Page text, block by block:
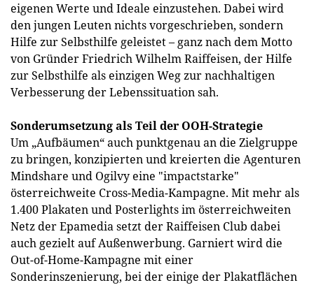
eigenen Werte und Ideale einzustehen. Dabei wird
den jungen Leuten nichts vorgeschrieben, sondern
Hilfe zur Selbsthilfe geleistet – ganz nach dem Motto
von Gründer Friedrich Wilhelm Raiffeisen, der Hilfe
zur Selbsthilfe als einzigen Weg zur nachhaltigen
Verbesserung der Lebenssituation sah.
Sonderumsetzung als Teil der OOH-Strategie
Um „Aufbäumen“ auch punktgenau an die Zielgruppe
zu bringen, konzipierten und kreierten die Agenturen
Mindshare und Ogilvy eine "impactstarke"
österreichweite Cross-Media-Kampagne. Mit mehr als
1.400 Plakaten und Posterlights im österreichweiten
Netz der Epamedia setzt der Raiffeisen Club dabei
auch gezielt auf Außenwerbung. Garniert wird die
Out-of-Home-Kampagne mit einer
Sonderinszenierung, bei der einige der Plakatflächen